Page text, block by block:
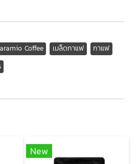
Coffee เมล็ดกาแฟ
กาแฟ
New